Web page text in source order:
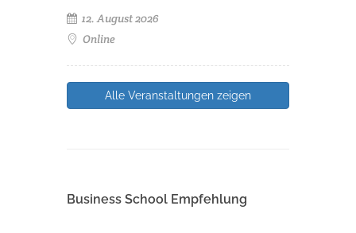
12. August 2026
Online
Alle Veranstaltungen zeigen
Business School Empfehlung